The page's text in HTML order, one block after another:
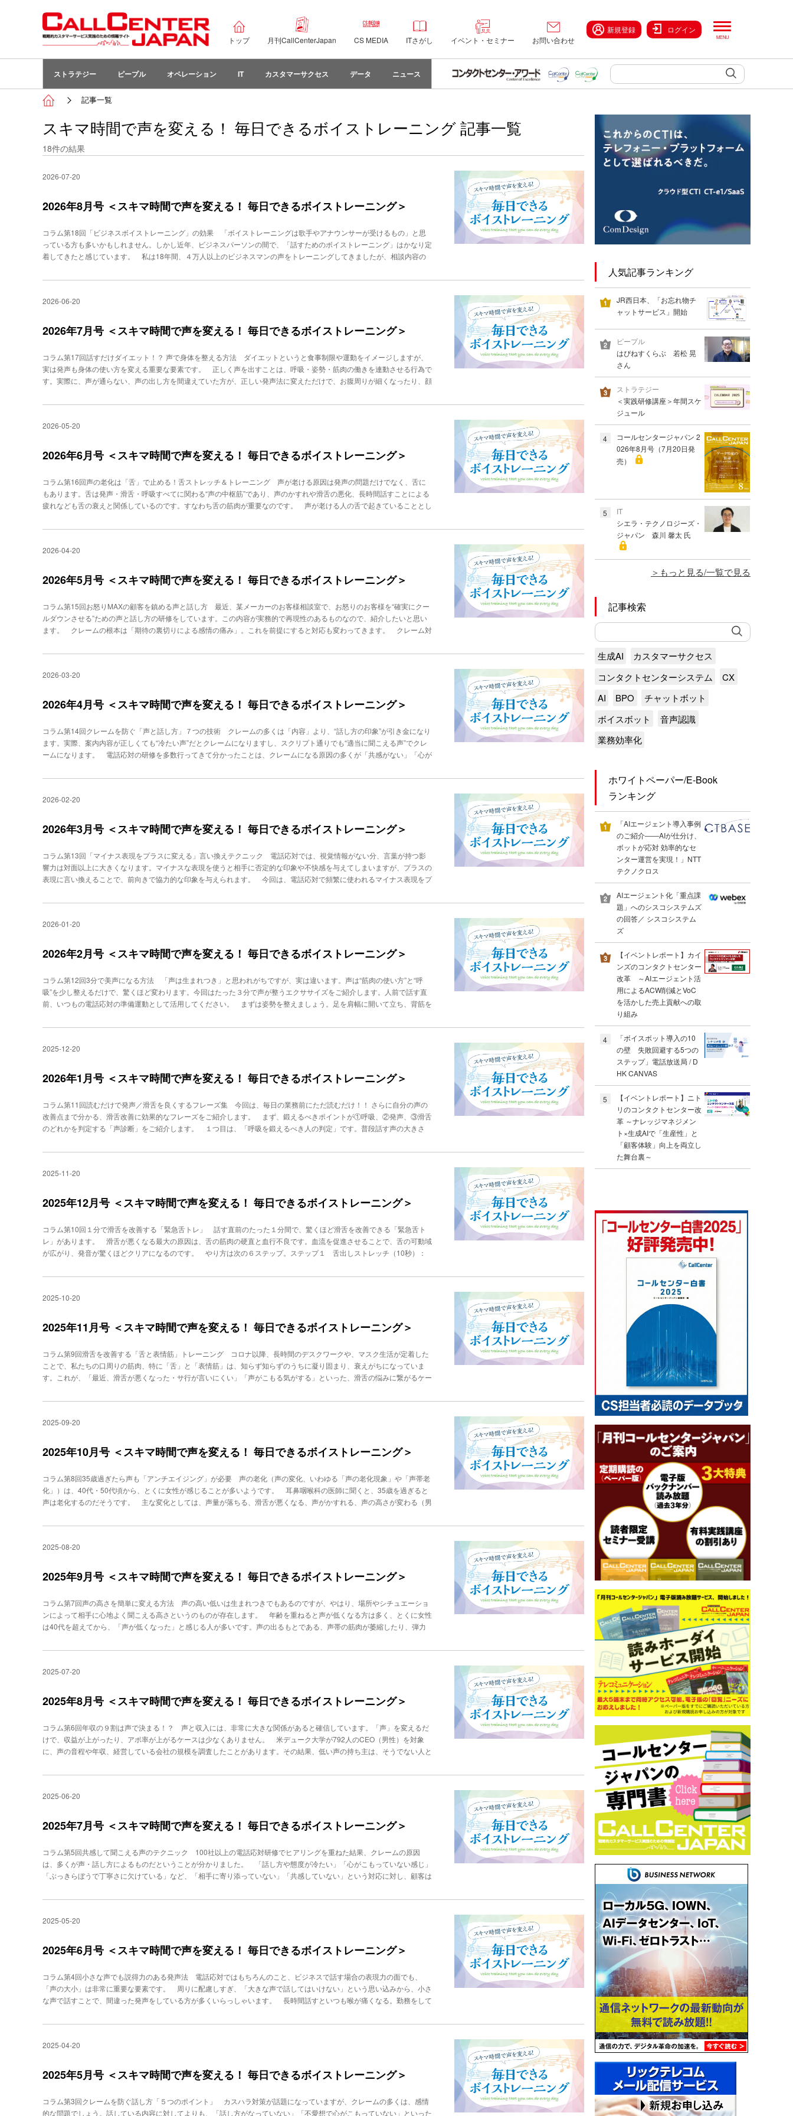
トップ 月刊CallCenterJapan CS MEDIA ITさがし イベント・セミナー お問い合わせ
新規登録 ログイン
ストラテジー ピープル オペレーション IT カスタマーサクセス データ ニュース
記事一覧
スキマ時間で声を変える！ 毎日できるボイストレーニング 記事一覧
18件の結果
2026-07-20
2026年8月号 ＜スキマ時間で声を変える！ 毎日できるボイストレーニング＞
コラム第18回「ビジネスボイストレーニング」の効果 「ボイストレーニングは歌手やアナウンサーが受けるもの」と思
っている方も多いかもしれません。しかし近年、ビジネスパーソンの間で、「話すためのボイストレーニング」はかなり定
着してきたと感じています。 私は18年間、４万人以上のビジネスマンの声をトレーニングしてきましたが、相談内容の
たい──というものです。 実はこれらの悩みには共通する原因があります。 声が通らない、聞き返される原因は、呼吸
すると、小さく頼りない声になってしまいます。 滑舌が悪い原因は、発声と舌の筋力不足です。発音を作るのは舌や口周
っていたり、声が鼻や口に響いていないケースが多いです。声は響きがあると明るく聞こえます。響きが少ないと、暗い、
自信がなさそう、元気がないといった印象になります。 また、説得力があり信頼される声になるには、発声法だけでな
わります。 ビジネスボイストレーニングを受ける方は、経営者、管理職、営業職、講師、コンサルタント、医師、士業な
どさまざまです。共通しているのは、人前で話す機会が多く、「声に自信がない」「説得力が出ない」「オンライン会議で
聞き返される」「説明が伝わらない」といった悩みを持っていることです。 トレーニングのメリットは大きく5つありま
きく変わります。 ３つめは、あがり症対策になることです。緊張すると呼吸が浅くなり、声が震えやすくなりますが、正
す。声が通るようになると、自信を持って話せるようになります。その結果、会議で発言できる、部下に指示できるなど、
から」と思っている方も多いのですが、声はトレーニングによって改善できます。 ビジネスにおいて、声は名刺以上にあ
なたの印象を決める重要なツールです。「もっと伝わる声になりたい」「信頼される話し方を身につけたい」「プレゼンや
商談で成果を出したい」と感じているなら、一度ご自身の声を見直してみてはいかがでしょうか。声が変わると、仕事の印
「声」「話し方」に問題を抱えるビジネスパーソンを４万人指導。400社の企業研修を行う。音楽家ならではの聴力と技術
る！ 「できる人」だけが知っている声の出し方』『話し方トレーニング』『「話し方」に自信がもてる 1分間声トレ』
2026-06-20
2026年7月号 ＜スキマ時間で声を変える！ 毎日できるボイストレーニング＞
コラム第17回話すだけダイエット！？ 声で身体を整える方法 ダイエットというと食事制限や運動をイメージしますが、
実は発声も身体の使い方を変える重要な要素です。 正しく声を出すことは、呼吸・姿勢・筋肉の働きを連動させる行為で
す。実際に、声が通らない、声の出し方を間違えていた方が、正しい発声法に変えただけで、お腹周りが細くなったり、顔
思われがちですが、実際には全身運動です。声を支える腹横筋や横隔膜などを自然に使うため、姿勢が整い、内臓が引き上
痩せるために重要なのは「呼吸の質」です。呼吸が浅いと代謝が落ち、脂肪が燃えにくくなります。反対に、正しい発声に
やすくなります。研修や講師業など、普段から話すことが多い人が痩せやすい傾向にあるのは、無意識に“呼吸運動”を続け
ているからです。 また、人は声を出すたびに、頬・あご下・口角・舌の筋肉を動かしています。とくに明瞭な発音は、顔
上がりやすくなります。だからこそ私は、正しい発声で普段から話すことを「話すだけダイエット！」だとお伝えしていま
す。 今日から始められる簡単なメニューを紹介します。①朝、1分だけ「ン〜〜」でハミング 鼻腔と胸に響かせるハミ
ングは、声の響きを目覚めさせる方法です。②通勤中に「4-8呼吸」（動画はこちら） 4秒吸って、8秒吐きます。呼吸の
ドの中で深く息を吐くだけでも、呼吸を整える練習になります。 ダイエット効果を高めるコツは、「吐く時間を長くす
ます。ぜひ、毎日の業務の中で意識してみてください。 ○○○○○○○○○○ -->PROFILE秋竹朋子ビジネスボイストレーニングス
楽家ならではの聴力と技術を駆使した、「超絶対音感」によるボイストレーニングが話題を呼び、TVなど多数出演。著書
に、『年収の9割は声で決まる！ 「できる人」だけが知っている声の出し方』『話し方トレーニング』『「話し方」に自信
がもてる 1分間声トレ』
2026-05-20
2026年6月号 ＜スキマ時間で声を変える！ 毎日できるボイストレーニング＞
コラム第16回声の老化は「舌」で止める！舌ストレッチ＆トレーニング 声が老ける原因は発声の問題だけでなく、舌に
もあります。舌は発声・滑舌・呼吸すべてに関わる“声の中枢筋”であり、声のかすれや滑舌の悪化、長時間話すことによる
疲れなども舌の衰えと関係しているのです。すなわち舌の筋肉が重要なのです。 声が老ける人の舌で起きていることとし
うなことが起こります。・こもった声になる・聞き返される・表情も老けて見える とくに、舌が下がっている「低位舌」
です。具体的には次の状態です。・舌先→上あごのスポット（前歯の付け根の少し後ろ）・舌の中央→上あごに軽く接触・
の歯の裏に触れている・口の中がスカスカしている つまり、本来あるべき「舌の支え」が失われ、口の中で舌が沈んでい
る状態です。◯まずチェック！ 舌の老化サイン✔ 舌を前に出すと震える✔ 口の中で舌がだるい✔ 早口言葉が言いにくい✔
でもかなり改善します。それではトレーニングに移ります。【舌トレーニング】①上あご舌押しトレーニング舌全体で上あ
ごをグーッと押し10秒キープ×５回ポイント：奥（舌の根元）から押し、顔に力を入れない舌を持ち上げる筋肉が鍛えら
れ、自然と低位舌が改善されます。②ベロ出しストレッチ舌を思い切り前に出して10秒キープポイント：顎を引き、喉で
トレーニング口を閉じたまま、歯茎の外側をなぞるように回す・右回り20回・左回り20回表情筋も同時に鍛えられ、ほう
るビジネスパーソンを４万人指導。400社の企業研修を行う。音楽家ならではの聴力と技術を駆使した、「超絶対音感」に
ている声の出し方』『話し方トレーニング』『「話し方」に自信がもてる 1分間声トレ』
2026-04-20
2026年5月号 ＜スキマ時間で声を変える！ 毎日できるボイストレーニング＞
コラム第15回お怒りMAXの顧客を鎮める声と話し方 最近、某メーカーのお客様相談室で、お怒りのお客様を“確実にクー
ルダウンさせる”ための声と話し方の研修をしています。この内容が実務的で再現性のあるものなので、紹介したいと思い
ます。 クレームの根本は「期待の裏切りによる感情の痛み」。これを前提にすると対応も変わってきます。 クレーム対
と「お客様のお困りの点は～～ですね」③ 今後の安心を提示すること「最も早く解決できる方法をご提案します」 この
いた声で受け取り、相手の怒りの温度を下げることです。相手が感情的な場合、担当者が速く話すとさらにヒートアップし
っくり落ち着いて話すことで、自然と相手のペースも落ち着いていきます。【ステップ２】 怒りの「燃料」を抜き取
る“共感の２連打”です。怒りの原因は、「理解してもらえない」「認めてもらえない」の２つです。そのため最初に共感を
ことで怒りのピークが下がります。【ステップ３】 “要約返し”で感情の暴走を止めます。怒っている人ほど、「自分の話
が理解された」と感じると安心します。「つまり〇〇ということで間違いございませんか？」と要約することで、自分の話
が整理されたと感じ、落ち着きやすくなります。【ステップ４】 怒っている時に「原因は●●です」と言われると火がつ
す。怒りの根底には、「コントロールを奪われた」という感覚があります。怒りのピークが下がったら、選択肢を渡すとさ
ございました。ご不安な点があればいつでもご連絡ください。しっかりサポートいたします」と、最後の30秒で印象は大
ていただければと思います。 ○○○○○○○○○○ -->PROFILE秋竹朋子ビジネスボイストレーニングスクール「ビジヴォ」代表。
「声」「話し方」に問題を抱えるビジネスパーソンを４万人指導。400社の企業研修を行う。音楽家ならではの聴力と技術
を駆使した、「超絶対音感」によるボイストレーニングが話題を呼び、TVなど多数出演。著書に、『年収の9割は声で決ま
2026-03-20
2026年4月号 ＜スキマ時間で声を変える！ 毎日できるボイストレーニング＞
コラム第14回クレームを防ぐ「声と話し方」７つの技術 クレームの多くは「内容」より、“話し方の印象”が引き金になり
ます。実際、案内内容が正しくても“冷たい声”だとクレームになりますし、スクリプト通りでも“適当に聞こえる声”でクレ
ームになります。 電話応対の研修を多数行ってきて分かったことは、クレームになる原因の多くが「共感がない」「心が
りやすい話し方の特徴（原因）1. 声のトーンが低い・硬い声が無表情だと「やる気がない」印象になります。顧客側は第1
す。2. 間が不自然で、沈黙が長い沈黙は「無視されている」と受け取られやすく、クレーム直行になることがあります。3.
感じられます。4. 事実説明だけで“感情への共感”が抜けている「全く伝わっていない」と感じられ、怒りに変わることもあ
ります。 そこで、クレームに発展させない“声と話し方７つの技術”をお伝えします。① 共感 → 事実確認 → 解決案の順番
② 沈黙を“肯定の相づち”に置き換える「はい」「かしこまりました」「少々お待ちくださいませ」など、必ず“音”で存在を
示すことです。③ お客さまの温度に合わせて話速を変える怒っている人 → ゆっくり丁寧に話す急いでいる人 → 無駄なく
簡潔に話す“テンポの一致”はクレーム抑制に効果抜群です。④ 言い換え力（ネガティブ→ポジティブ）＋丁寧な表現「でき
だけで印象は激変します。⑤ スクリプトを“読む”のではなく“演じる”声の強弱・抑揚・高さのコントロールを使うことで、
滑舌が良いのはもちろん、相手にとって“感じよく聞こえる声”を出すこと。 クレームを防ぐ鍵は、“声が運ぶ感情”です。
減り、顧客満足度は上がります。 ○○○○○○○○○○ -->PROFILE秋竹朋子ビジネスボイストレーニングスクール「ビジヴォ」代
表。「声」「話し方」に問題を抱えるビジネスパーソンを４万人指導。400社の企業研修を行う。音楽家ならではの聴力と
技術を駆使した、「超絶対音感」によるボイストレーニングが話題を呼び、TVなど多数出演。著書に、『年収の9割は声で
レ』
2026-02-20
2026年3月号 ＜スキマ時間で声を変える！ 毎日できるボイストレーニング＞
コラム第13回「マイナス表現をプラスに変える」言い換えテクニック 電話応対では、視覚情報がない分、言葉が持つ影
響力は対面以上に大きくなります。マイナスな表現を使うと相手に否定的な印象や不快感を与えてしまいますが、プラスの
表現に言い換えることで、前向きで協力的な印象を与えられます。 今回は、電話応対で頻繁に使われるマイナス表現をプ
立場に立った表現を選ぶ】 企業側の都合ではなく、お客様にとってのメリットや価値を伝える表現を選びます。【クッシ
にくい内容も柔らかく伝えられます。＜場面別言い換え実例＞1. 対応できない・不可能な場合－表現：「それはできませ
いかねる部分もございますが、できる限り対応させていただきます」 対応できない場合でも、代替案を提示することで
「何とかしようとしてくれている」という印象を与えます。たとえ代替案が完璧な解決策でなくても、選択肢を示す姿勢が
で、〇分ほどお時間をいただけますでしょうか」、「〇時までにはご用意できる見込みでございます」 具体的な時間を示
すことで、見通しを持っていただけます。「少々」や「しばらく」といった曖昧な表現は不安を与えるため、できるだけ具
体的な時間を伝えましょう。また、「お待ちください」という命令形ではなく、「お待ちいただけますでしょうか」とお願
改めてご案内させていただきますと〇〇でございます」 誤解を訂正する際、「間違っている」と直接的に指摘するのでは
して、ご希望に添いかねます」、「お客様のご要望は十分に理解しておりますが、社内規定によりまして対応が難しい状況
納得していただきやすくなります。相手の状況や感情、緊急度などを見極めて、最適な表現を選ぶ柔軟性が必要です。 ○○○
○○○○○○○ -->PROFILE秋竹朋子ビジネスボイストレーニングスクール「ビジヴォ」代表。「声」「話し方」に問題を抱える
ビジネスパーソンを４万人指導。400社の企業研修を行う。音楽家ならではの聴力と技術を駆使した、「超絶対音感」によ
いる声の出し方』『話し方トレーニング』『「話し方」に自信がもてる 1分間声トレ』
2026-01-20
2026年2月号 ＜スキマ時間で声を変える！ 毎日できるボイストレーニング＞
コラム第12回3分で美声になる方法 「声は生まれつき」と思われがちですが、実は違います。声は“筋肉の使い方”と“呼
吸”を少し整えるだけで、驚くほど変わります。今回はたった３分で声が整うエクササイズをご紹介します。人前で話す直
前、いつもの電話応対の準備運動として活用してください。 まずは姿勢を整えましょう。足を肩幅に開いて立ち、背筋を
法】で呼吸を整える①息を吐ききる②鼻で息を吸う（４秒間）③息を止める（７秒間）④口から息を吐く（８秒間） これ
ップと発声 いきなり腹式から声を出せない方は、ハミングから始めます。唇を軽く閉じ、「んーー」と軽くハミングしま
口の前方に集まることで、少ない力でも芯のある通る声になります。「んーーまぁー」「んーーみぃー」「んーーむぅー」
「んーーめぇー」「んーーもぉー」これを３回行います。 次は発声です。「い・え・あ・お・う」を、一定のテンポで発
トレーニングです。 「イ」は歯が見えるぐらいの感じで ニコッと笑います。そして、口の中をなるべく縦に気味に開け
て「エ」を発音します。さらに縦に口を空けて「ア」、口を窄めて「オ」そして唇を尖らせて「ウ」。発音の際の口の動き
を意識するのには、効果的で、滑舌改善、明瞭な発音を促すのに役立ちます。口を大きく開けすぎず、響きを前に出す意識
し入れします。次に、滑舌を良くするための練習で「おはようございます」を３つの異なる高さで言います。まず、普段の
を、毎朝のルーティンにしていただけたらと思います。声のメンテナンスを習慣化してしまってください。トレーニングに
「話し方」に問題を抱えるビジネスパーソンを４万人指導。400社の企業研修を行う。音楽家ならではの聴力と技術を駆使
した、「超絶対音感」によるボイストレーニングが話題を呼び、TVなど多数出演。著書に、『年収の9割は声で決まる！
「できる人」だけが知っている声の出し方』『話し方トレーニング』『「話し方」に自信がもてる 1分間声トレ』
2025-12-20
2026年1月号 ＜スキマ時間で声を変える！ 毎日できるボイストレーニング＞
コラム第11回読むだけで発声／滑舌を良くするフレーズ集 今回は、毎日の業務前にただ読むだけ！！ さらに自分の声の
改善点まで分かる、滑舌改善に効果的なフレーズをご紹介します。 まず、鍛えるべきポイントが①呼吸、②発声、③滑舌
のどれかを判定する「声診断」をご紹介します。 １つ目は、「呼吸を鍛えるべき人の判定」です。普段話す声の大きさ
はとても息を使うのでこの1文が息切れしてしまうくらいの人は、話す基本である腹式呼吸が弱いという可能性が高いで
の判定です。普段話す声の声量で、「バナナの謎はまだ謎なのだぞ」と一息で言います。または、一息でなくてもよいので
腹式発声での息のコントロールがうまくできていません。正しい発声でコントロールできていないと、似たような言葉の連
続やサ行などはスムーズにいうことができません。腹式の発声の練習と思って何度も言えるように繰り返しトレーニングし
ババばびぶべぼ」と一息で言ってみましょう。 「マ行」「パ行」「バ行」は発声時の口のまわりの筋肉の動きが最も大き
く、滑舌が悪い、とくに表情筋という顔の筋肉が硬い唇の動きが鈍い人にはこれが言いにくいです。こういう人は滑舌トレ
ーニング、とくに表情筋を鍛える必要があります。 「ラダレデロド×３回」。これが言いにくかったり舌がもつれる方は
リタルタレタロパラパリパルパレパロ◆中級サラサリサルサレサロガラガリガルガレガロチャラチャリチャルチャレチャロ
果が現れます。明瞭な発音は、お客様との信頼関係を築く第一歩です。これらのフレーズを活用して、より伝わりやすい電
方」に問題を抱えるビジネスパーソンを４万人指導。400社の企業研修を行う。音楽家ならではの聴力と技術を駆使した、
「超絶対音感」によるボイストレーニングが話題を呼び、TVなど多数出演。著書に、『年収の9割は声で決まる！ 「でき
る人」だけが知っている声の出し方』『話し方トレーニング』『「話し方」に自信がもてる 1分間声トレ』
2025-11-20
2025年12月号 ＜スキマ時間で声を変える！ 毎日できるボイストレーニング＞
コラム第10回１分で滑舌を改善する「緊急舌トレ」 話す直前のたった１分間で、驚くほど滑舌を改善できる「緊急舌ト
レ」があります。 滑舌が悪くなる最大の原因は、舌の筋肉の硬直と血行不良です。血流を促進させることで、舌の可動域
が広がり、発音が驚くほどクリアになるのです。 やり方は次の６ステップ。ステップ１ 舌出しストレッチ（10秒）：
上に向けて５秒キープ。ポイントは、少し痛いというところまでしっかり伸ばすこと。舌の付け根からしっかり伸ばすこと
右の口角を舌先で触るイメージで２秒キープ。次に左に伸ばし２秒キープ。これを高速で５往復繰り返します。ただ左右に
舌の側面の筋肉を活性化し、「さしすせそ」「たちつてと」などの子音の発音がクリアになります。ステップ３ 舌回し超
高速版（10秒）：口を閉じ、舌で上下の歯茎の外側（唇と歯茎の間）をなぞるように、大きく円を描きます。右回り５周
ように意識します。口が疲れてきますが、それが効いている証拠です。舌のあらゆる方向への動きがスムーズになり、複雑
な言葉や長文でも舌が絡まりにくくなります。同時に口周りの筋肉もほぐれ、表情も豊かになります。さらにこれは、法令
線防止にもつながります。ステップ４ 舌打ち連打（10秒）：「チッチッチッ」と舌打ちを連続で行います。1秒に３回の
にクリアになります。舌の瞬発力も鍛えられ、早口でもついていけるようになります。ステップ５ 巻き舌トレーニング
もしれませんが、諦めずに舌先を上あごに軽く当てて、息を吐き出すことを意識してください。舌先の細かい動きをコント
い声まで音階を上げていきます。このとき、舌を上あごに押し付けるように意識します。５秒かけて上げ、５秒かけて下げ
ます。ポイントは、舌全体で上あごを押すようなイメージ。振動が舌全体に伝わるのを感じてください。声のトーンも安定
し、聞き取りやすい発声ができるようになります。 このトレーニングは即効性がありますが、毎日の習慣にすることで、
ーニングスクール「ビジヴォ」代表。「声」「話し方」に問題を抱えるビジネスパーソンを４万人指導。400社の企業研修
出演。著書に、『年収の9割は声で決まる！ 「できる人」だけが知っている声の出し方』『話し方トレーニング』『「話し
2025-10-20
2025年11月号 ＜スキマ時間で声を変える！ 毎日できるボイストレーニング＞
コラム第9回滑舌を改善する「舌と表情筋」トレーニング コロナ以降、長時間のデスクワークや、マスク生活が定着した
ことで、私たちの口周りの筋肉、特に「舌」と「表情筋」は、知らず知らずのうちに凝り固まり、衰えがちになっていま
す。これが、「最近、滑舌が悪くなった・サ行が言いにくい」「声がこもる気がする」といった、滑舌の悩みに繋がるケー
やほうれい線の予防といった、嬉しい美容効果にも直結します。 これからご紹介する３つのトレーニングは、PC作業の
改善・ほうれい線予防】舌回しトレーニング 舌の筋力を集中的に鍛え、口周りの血行を促進します。ほうれい線の予防に
り」と一周させます③右回りを10回、終わったら左回りも同様に10回行います ポイント：最初はきつく感じるかもしれ
ませんが、それは筋肉が使われている証拠です。焦らず、ゆっくり丁寧に行いましょう。２．【明るい声・顔色改善】「キ
顔色も明るくなります。①顔全体を外側に開くイメージで、口を真横に大きく引き、笑顔で「キーー」と５秒間発声します
②次に、顔中のパーツを顔の中心に集めるイメージで、唇を思いきり前に突き出しながら「ウーー」と５秒間発声します③
また、顔全体を外側に開くイメージで、口を真横に大きく引き、笑顔で「イーー」と５秒間発声します④「キ」と「ウ」と
めるトレーニングです。特に「ラ行」の発音が苦手な方におすすめです。①唇を軽く閉じ、舌先を上の前歯の裏あたりに軽
これらのトレーニングは、続ければ続けるほど、滑舌や声のトーンに明確な変化が現れます。そして何より、ご自身の表情
ヴォ」代表。「声」「話し方」に問題を抱えるビジネスパーソンを４万人指導。400社の企業研修を行う。音楽家ならでは
の聴力と技術を駆使した、「超絶対音感」によるボイストレーニングが話題を呼び、TVなど多数出演。著書に、『年収の9
割は声で決まる！ 「できる人」だけが知っている声の出し方』『話し方トレーニング』『「話し方」に自信がもてる 1分
2025-09-20
2025年10月号 ＜スキマ時間で声を変える！ 毎日できるボイストレーニング＞
コラム第8回35歳過ぎたら声も「アンチエイジング」が必要 声の老化（声の変化、いわゆる「声の老化現象」や「声帯老
化」）は、40代・50代頃から、とくに女性が感じることが多いようです。 耳鼻咽喉科の医師に聞くと、35歳を過ぎると
声は老化するのだそうです。 主な変化としては、声量が落ちる、滑舌が悪くなる、声がかすれる、声の高さが変わる（男
の衰え、呼吸筋の衰え、加齢による全身の体力・筋力の低下などが関係しています。ですから、声も【筋トレ】のようなも
きる声のアンチエイジングトレーニング」方法をお伝えします！① 腹式呼吸トレーニング この深い呼吸こそ、声のアン
口から息を自然に吸って、そしてまた口から吐くを繰り返します。「息を吐く」ということに集中します。声を出しながら
吐く腹式発声練習も取り入れるとさらによいです。② ハミング 共鳴（声の響き）を良くし、喉に負担をかけずに声の元
て、音程を上下させながら、30秒×１セット行います。声の響きが豊かになります。③ パタカラ体操（滑舌＋筋力強化）
舌や口周りの筋力を鍛え、発音の明瞭さと声の通りを改善します。やり方は、「パ・タ・カ・ラ」をはっきり発音し繰り返
す（10回ずつ） まずは、ゆっくりしっかりと、できるだけ大きく、慣れてきたら、速く発音するのがポイントです。
続く限り、無理なくキレイに出し続けるのがポイントです。腹式で出すというのが必須です。⑤ 朗読や音読（実践トレー
震わせながら「ぶるるるる」と音を出す。→ 声を乗せて「ぶるるっ♪」と音程をつけるのも効果的。 こちらにご紹介した
目も同じです。トレーニングすれば必ず、張りのある若々しい声に変わっていきます。PROFILE秋竹朋子ビジネスボイス
トレーニングスクール「ビジヴォ」代表。「声」「話し方」に問題を抱えるビジネスパーソンを４万人指導。400社の企業
研修を行う。音楽家ならではの聴力と技術を駆使した、「超絶対音感」によるボイストレーニングが話題を呼び、TVなど
『「話し方」に自信がもてる 1分間声トレ』
2025-08-20
2025年9月号 ＜スキマ時間で声を変える！ 毎日できるボイストレーニング＞
コラム第7回声の高さを簡単に変える方法 声の高い低いは生まれつきでもあるのですが、やはり、場所やシチュエーショ
ンによって相手に心地よく聞こえる高さというのものが存在します。 年齢を重ねると声が低くなる方は多く、とくに女性
は40代を超えてから、「声が低くなった」と感じる人が多いです。声の出るもとである、声帯の筋肉が萎縮したり、弾力
なると、振動数（＝音の高さ）が減り、声が低くなる傾向があります。また、加齢とともに、声帯の粘膜が厚くなったり乾
鍛えることが非常に大事なのです。 私は、相手に心地よく聞こえる声の高さの指導や、高齢者向けに声の高さをコントロ
たり相手も聞き取りやすくなります。もっとも、葬儀社のコールセンターのように、落ち着いた低めの声が求められるケー
スもありますし、高齢者対応の場合、少し声のトーンを低くすると聞き取りやすくなることもあります。 今回は簡単に声
い人向けの方法は、次の４ステップです。1. 喉を開いてリラックスする：高い声を出すには、喉に力が入っていると逆効
果です。あくびをする時のように喉を開き、リラックスした状態で声を出しましょう。2. 鼻のあたりに響かせることを意
識：声を鼻の付け根のあたりに響かせるイメージで話すと、声が明るく高くなります。口を「イ」の形にする。つまりにっ
ること、日常的に「高めの声」を意識して使うことも効果的です。4. とにかく腹式呼吸の強化：高い声で通る声・美しい
体全体に声が響くように意識して話すと、自然と低音に近づきます。低い声を出すための「響き」を感じましょう。2. 口
「オ」や「ウ」の形にするとだしやすくなります。3. 録音して確認・修正：自分の声を録音して、理想の声との差をチェ
ック。地声を少しずつ低くコントロールするトレーニングに役立ちます。 ○○○○○○○○○○ -->PROFILE秋竹朋子ビジネスボイ
ストレーニングスクール「ビジヴォ」代表。「声」「話し方」に問題を抱えるビジネスパーソンを４万人指導。400社の企
ど多数出演。著書に、『年収の9割は声で決まる！ 「できる人」だけが知っている声の出し方』『話し方トレーニング』
2025-07-20
2025年8月号 ＜スキマ時間で声を変える！ 毎日できるボイストレーニング＞
コラム第6回年収の９割は声で決まる！？ 声と収入には、非常に大きな関係があると確信しています。「声」を変えるだ
けで、収益が上がったり、アポ率が上がるケースは少なくありません。 米デューク大学が792人のCEO（男性）を対象
に、声の音程や年収、経営している会社の規模を調査したことがあります。その結果、低い声の持ち主は、そうでない人と
に強く影響する、②リーダーシップや説得力に直結する、③話し方が「自信」や「実力」の証明になるの３つがあります。
や知性、自信を感じさせるため、ビジネスや面接の場で有利になります。ハキハキと話す営業マンと、声が小さく聞き取り
ります。これはリーダー職や管理職において重要視される資質で、昇進や評価、結果として年収にも影響します。プレゼン
や交渉で「声に力がある人」は、意見を通しやすく、仕事の成果につながりやすいです。 話すテンポやトーン、間の取り
「この人は仕事ができそう」と思われやすく、評価や収入にも影響するのです。 年収アップにつながる「声の出し方」の
具体的な声のポイントをまとめます。（１）腹式呼吸を使って響く声を出す 腹式発声は絶対必須です。どんな時も通る声
は説得力・自信・安定感を感じさせ、信頼されやすくなります。（２）滑舌をよくして、明瞭に話すこと はっきりした声
とだらけた印象になります。また、話している言葉で、強調したいときなどに意図的な間をとることで相手の印象にも残
冷静で淡々と素敵に話す場合は抑揚はないほうが説得力があるケースもあります。場所やシチュエーションにあった声を出
認→改善を繰り返すことが重要です。 声は単なる「音」ではなく、その人の印象・信頼感・能力・魅力を伝える「ツー
ル」であり、それが年収という成果に直結してきます。 ○○○○○○○○○○ -->PROFILE秋竹朋子ビジネスボイストレーニングス
クール「ビジヴォ」代表。「声」「話し方」に問題を抱えるビジネスパーソンを４万人指導。400社の企業研修を行う。音
に、『年収の9割は声で決まる！ 「できる人」だけが知っている声の出し方』『話し方トレーニング』『「話し方」に自信
2025-06-20
2025年7月号 ＜スキマ時間で声を変える！ 毎日できるボイストレーニング＞
コラム第5回共感して聞こえる声のテクニック 100社以上の電話応対研修でヒアリングを重ねた結果、クレームの原因
は、多くが声・話し方によるものだということが分かりました。 「話し方や態度が冷たい」「心がこもっていない感じ」
「ぶっきらぼうで丁寧さに欠けている」など、「相手に寄り添っていない」「共感していない」という対応に対し、顧客は
良い印象を与えるための共感トレーニング方法について解説します。 まず自分の応対を録音し、聞き返すことです。自分
葉を適度に使うことです。相手の話を途中で遮らずに最後まで聞き、気持ちや状況を理解しようとする姿勢をみせつつ、
印象を与えられます。 さらに、とくに重要なのが、声のトーンや話し方に気をつけることです。穏やかで優しいトーンを
心掛け、相手の気持ちに寄り添うような話し方を意識すること。抑揚がない話し方は、無愛想、あるいは冷たく聞こえがち
ブルになりそうな気にすらなるものです。 声の抑揚をつけるときは、感情を意識してみましょう。ポジティブな感情を表
現するときは、音を高めにして話します。ネガティブな感情を表現するときは音を下げます。感情を意識しながら声の高さ
を上げたり下げたりして、変化をつけた話し方をしてみましょう。言葉に合わせた声の高さを意識します。例えば明るく聞
か？」といった質問は、クエスチョンの時に、語尾が下がったり伸びたりすると、とても感じが悪く、場合によってはもの
相手が興奮している時は、適切な間（沈黙）をとることが重要です。相手が話し終わるまで待ち、少し間を取ることで、相
に共感しているように感じてもらえる応対が可能になります。穏やかで相手の感情に合わせたトーンを心掛け、声の抑揚や
リズムに気をつけると、感じの良さが伝わりやすくなるでしょう。PROFILE秋竹朋子ビジネスボイストレーニングスクー
2025-05-20
2025年6月号 ＜スキマ時間で声を変える！ 毎日できるボイストレーニング＞
コラム第4回小さな声でも説得力のある発声法 電話応対ではもちろんのこと、ビジネスで話す場合の表現力の面でも、
「声の大小」は非常に重要な要素です。 周りに配慮しすぎ、「大きな声で話してはいけない」という思い込みから、小さ
な声で話すことで、間違った発声をしている方が多くいらっしゃいます。 長時間話すといつも喉が痛くなる。勤務をして
ば、喉が痛くなることはありません。「痩せるだけ（笑）」です。 無理な力みや緊張で小さな声を出す際に、喉や声帯に
とポリープになる方もいらっしゃいます。 まず、マスターしていただきたいのが「小さな声でも説得力のある発声法」で
す。実際に声を出して練習し、自分の声を録音して確認すると、改善点が見つかります。非常に聞き取りにくかったりかす
れていたり、声が安定していない方は、腹式発声という正しい声の出し方ができていない可能性が高いです。 次に、腹式
す。小さい声で聞き取りやすい声で話すには、腹式発声のまま「吐く息の量を減らすこと」がポイントです。声量は「吐く
2025-04-20
2025年5月号 ＜スキマ時間で声を変える！ 毎日できるボイストレーニング＞
コラム第3回クレームを防ぐ話し方「５つのポイント」 カスハラ対策が話題になっていますが、クレームの多くは、感情
的な問題でしょう。話している内容に対してよりも、「話し方がなっていない」「不愛想で心がこもっていない」といった
人気記事ランキング
JR西日本、「お忘れ物チ
ャットサービス」開始
ピープル
はぴねすくらぶ 若松 晃
さん
ストラテジー
＜実践研修講座＞年間スケ
ジュール
4
コールセンタージャパン 2
026年8月号（7月20日発
売）
5
IT
シエラ・テクノロジーズ・
ジャパン 森川 馨太 氏
もっと見る/一覧で見る
記事検索
生成AI
カスタマーサクセス
コンタクトセンターシステム
CX
AI
BPO
チャットボット
ボイスボット
音声認識
業務効率化
ホワイトペーパー/E-Book
ランキング
「AIエージェント導入事例
のご紹介――AIが仕分け、
ボットが応対 効率的なセ
ンター運営を実現！」NTT
テクノクロス
AIエージェント化「重点課
題」へのシスコシステムズ
の回答／ シスコシステム
ズ
【イベントレポート】カイ
ンズのコンタクトセンター
改革 ～AIエージェント活
用によるACW削減とVoC
を活かした売上貢献への取
り組み
4
「ボイスボット導入の10
の壁 失敗回避する5つの
ステップ」電話放送局 / D
HK CANVAS
5
【イベントレポート】ニト
リのコンタクトセンター改
革 ～ナレッジマネジメン
ト×生成AIで「生産性」と
「顧客体験」向上を両立し
た舞台裏～